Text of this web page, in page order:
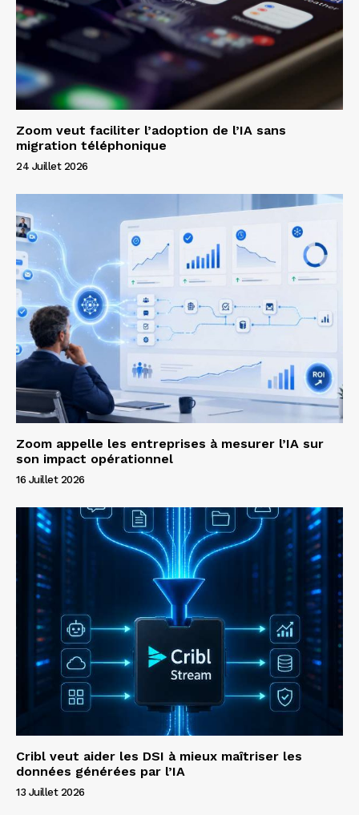
Zoom veut faciliter l’adoption de l’IA sans
migration téléphonique
24 Juillet 2026
Zoom appelle les entreprises à mesurer l’IA sur
son impact opérationnel
16 Juillet 2026
Cribl veut aider les DSI à mieux maîtriser les
données générées par l’IA
13 Juillet 2026